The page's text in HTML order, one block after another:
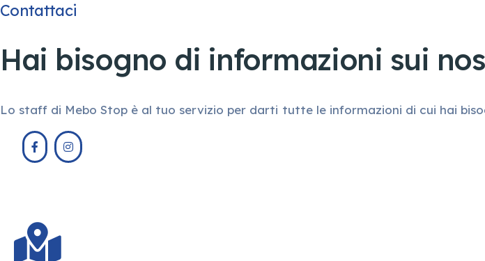
Contattaci
Hai bisogno di informazioni sui
Lo staff di Mebo Stop è al tuo servizio per darti tutte le informazioni di cui hai